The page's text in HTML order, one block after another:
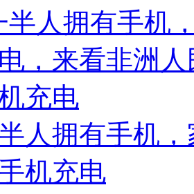
人拥有手机
机充电